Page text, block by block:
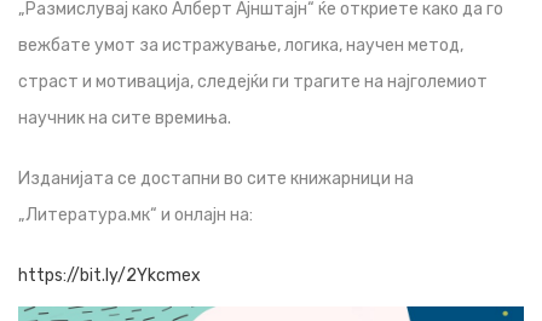
„Размислувај како Алберт Ајнштајн“ ќе откриете како да го
вежбате умот за истражување, логика, научен метод,
страст и мотивација, следејќи ги трагите на најголемиот
научник на сите времиња.
Изданијата се достапни во сите книжарници на
„Литература.мк“ и онлајн на:
https://bit.ly/2Ykcmex